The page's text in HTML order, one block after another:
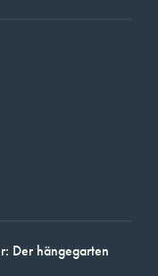
Der hängegarten